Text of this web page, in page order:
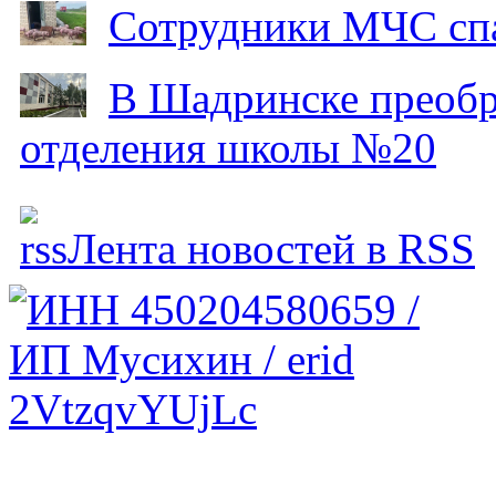
Сотрудники МЧС
В Шадринске
отделения школы №20
Лента новостей в RSS